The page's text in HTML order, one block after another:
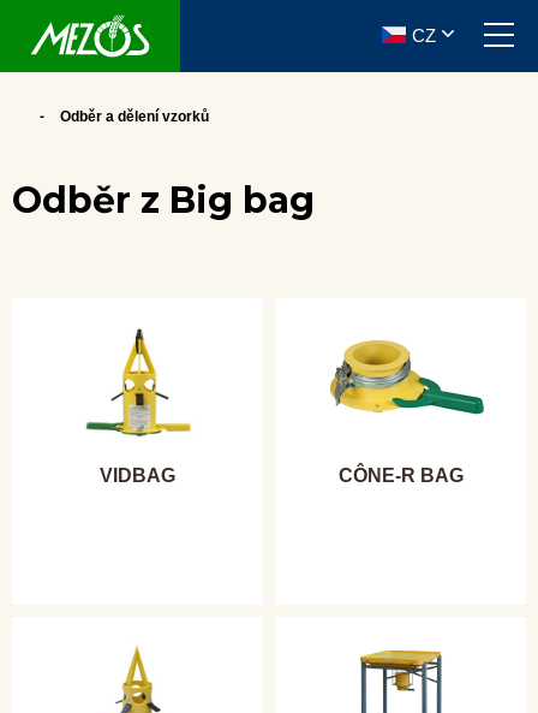
CZ
Odběr a dělení vzorků
Odběr z Big bag
VIDBAG CÔNE-R BAG